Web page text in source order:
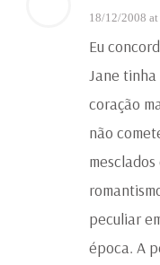
18/12/2008
Eu
Jane tinha
coração
não
peculiar
época. A